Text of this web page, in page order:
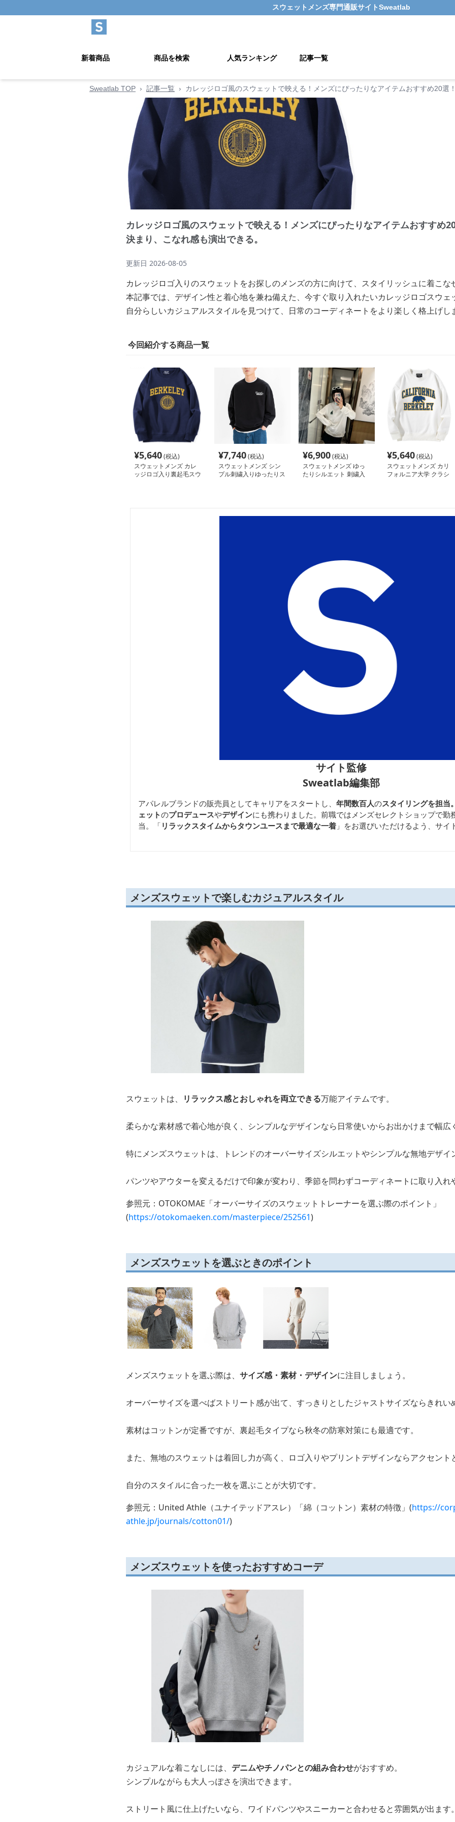
スウェットメンズ専門通販サイトSweatlab
新着商品 商品を検索 人気ランキング 記事一覧
Sweatlab TOP › 記事一覧 › カレッジロゴ風のスウェットで映える！メンズにぴったりなアイテムおすすめ20選
カレッジロゴ風のスウェットで映える！メンズにぴったりなアイテムおすすめ
決まり、こなれ感も演出できる。
更新日 2026-08-05
カレッジロゴ入りのスウェットをお探しのメンズの方に向けて、スタイリッシュに着こな
本記事では、デザイン性と着心地を兼ね備えた、今すぐ取り入れたいカレッジロゴスウェ
自分らしいカジュアルスタイルを見つけて、日常のコーディネートをより楽しく格上げし
今回紹介する商品一覧
¥5,640(税込)
スウェットメンズ カレ
ッジロゴ入り裏起毛スウ
¥7,740(税込)
スウェットメンズ シン
プル刺繍入りゆったりス
¥6,900(税込)
スウェットメンズ ゆっ
たりシルエット 刺繍入
¥5,640(税込)
スウェットメンズ カリ
フォルニア大学 クラシ
サイト監修
Sweatlab編集部
アパレルブランドの販売員としてキャリアをスタートし、 年間数百人のスタイリングを担当。
ェットのプロデュースやデザインにも携わりました。前職ではメンズセレクトショップで勤
当。「 リラックスタイムからタウンユースまで最適な一着 」をお選びいただけるよう、サイ
メンズスウェットで楽しむカジュアルスタイル
スウェットは、 リラックス感とおしゃれを両立できる万能アイテムです。
柔らかな素材感で着心地が良く、シンプルなデザインなら日常使いからお出かけまで幅広
特にメンズスウェットは、トレンドのオーバーサイズシルエットやシンプルな無地デザイ
パンツやアウターを変えるだけで印象が変わり、季節を問わずコーディネートに取り入れ
参照元：OTOKOMAE「オーバーサイズのスウェットトレーナーを選ぶ際のポイント」
(https://otokomaeken.com/masterpiece/252561)
メンズスウェットを選ぶときのポイント
メンズスウェットを選ぶ際は、 サイズ感・素材・デザインに注目しましょう。
オーバーサイズを選べばストリート感が出て、すっきりとしたジャストサイズならきれい
素材はコットンが定番ですが、裏起毛タイプなら秋冬の防寒対策にも最適です。
また、無地のスウェットは着回し力が高く、ロゴ入りやプリントデザインならアクセント
自分のスタイルに合った一枚を選ぶことが大切です。
参照元：United Athle（ユナイテッドアスレ）「綿（コットン）素材の特徴」(https://
athle.jp/journals/cotton01/)
メンズスウェットを使ったおすすめコーデ
カジュアルな着こなしには、 デニムやチノパンとの組み合わせがおすすめ。
シンプルながらも大人っぽさを演出できます。
ストリート風に仕上げたいなら、ワイドパンツやスニーカーと合わせると雰囲気が出ます。